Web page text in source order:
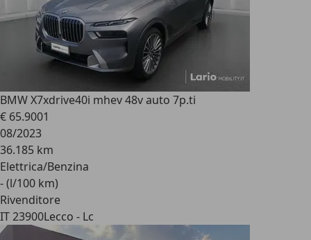
BMW X7xdrive40i mhev 48v auto 7p.ti
€ 65.9001
08/2023
36.185 km
Elettrica/Benzina
- (l/100 km)
Rivenditore
IT 23900Lecco - Lc